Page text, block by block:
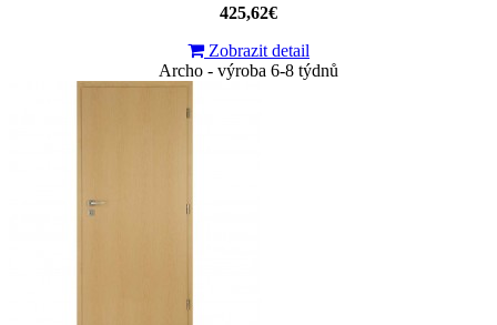
425,62€
Zobrazit detail
Archo - výroba 6-8 týdnů